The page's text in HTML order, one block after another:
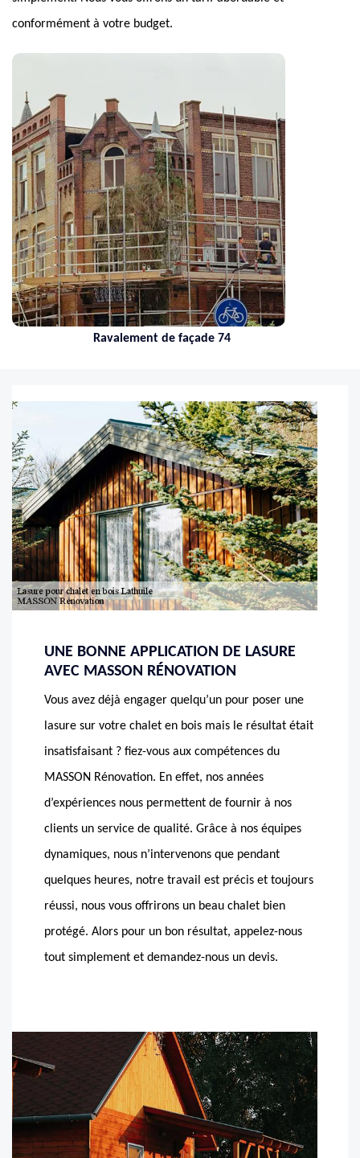
conformément à votre budget.
Ravalement de façade 74
UNE BONNE APPLICATION DE LASURE
AVEC MASSON RÉNOVATION
Vous avez déjà engager quelqu’un pour poser une
lasure sur votre chalet en bois mais le résultat était
insatisfaisant ? fiez-vous aux compétences du
MASSON Rénovation. En effet, nos années
d’expériences nous permettent de fournir à nos
clients un service de qualité. Grâce à nos équipes
dynamiques, nous n’intervenons que pendant
quelques heures, notre travail est précis et toujours
réussi, nous vous offrirons un beau chalet bien
protégé. Alors pour un bon résultat, appelez-nous
tout simplement et demandez-nous un devis.